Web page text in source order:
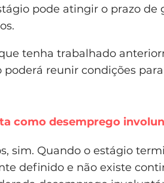
pode atingir o prazo de
tenha trabalhado
reunir condições
como desemprego
sim. Quando o estágio
definido e não existe